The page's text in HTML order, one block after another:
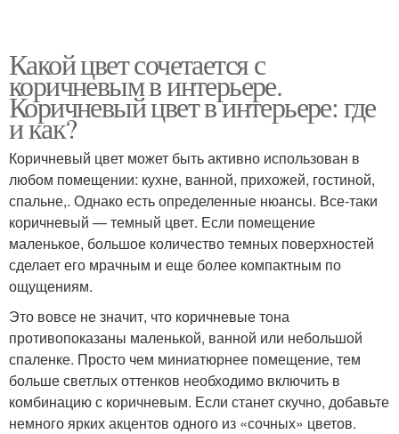
Какой цвет сочетается с
коричневым в интерьере.
Коричневый цвет в интерьере: где
и как?
Коричневый цвет может быть активно использован в
любом помещении: кухне, ванной, прихожей, гостиной,
спальне,. Однако есть определенные нюансы. Все-таки
коричневый — темный цвет. Если помещение
маленькое, большое количество темных поверхностей
сделает его мрачным и еще более компактным по
ощущениям.
Это вовсе не значит, что коричневые тона
противопоказаны маленькой, ванной или небольшой
спаленке. Просто чем миниатюрнее помещение, тем
больше светлых оттенков необходимо включить в
комбинацию с коричневым. Если станет скучно, добавьте
немного ярких акцентов одного из «сочных» цветов.